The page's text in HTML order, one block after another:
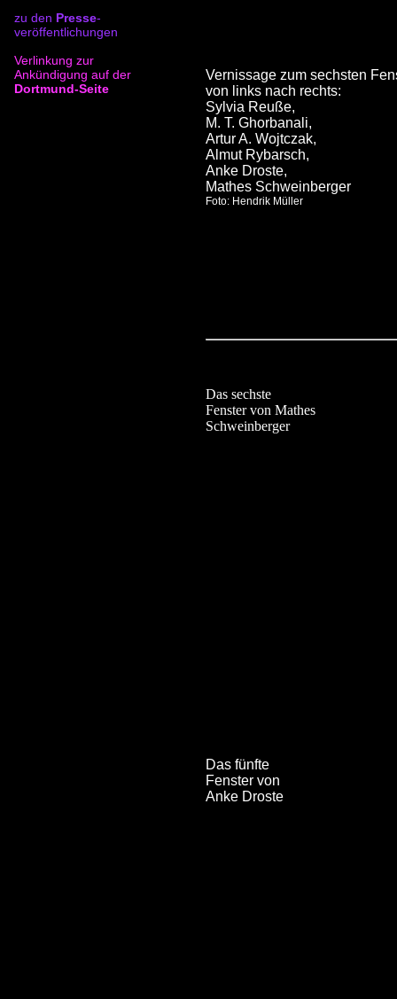
zu den Presse-
veröffentlichungen
Verlinkung zur
Ankündigung auf der
Dortmund-Seite
Vernissage zum sechsten
von links nach rechts:
Sylvia Reuße,
M. T. Ghorbanali,
Artur A. Wojtczak,
Almut Rybarsch,
Anke Droste,
Mathes Schweinberger
Foto: Hendrik Müller
Das sechste
Fenster von Mathes
Schweinberger
Das fünfte
Fenster von
Anke Droste